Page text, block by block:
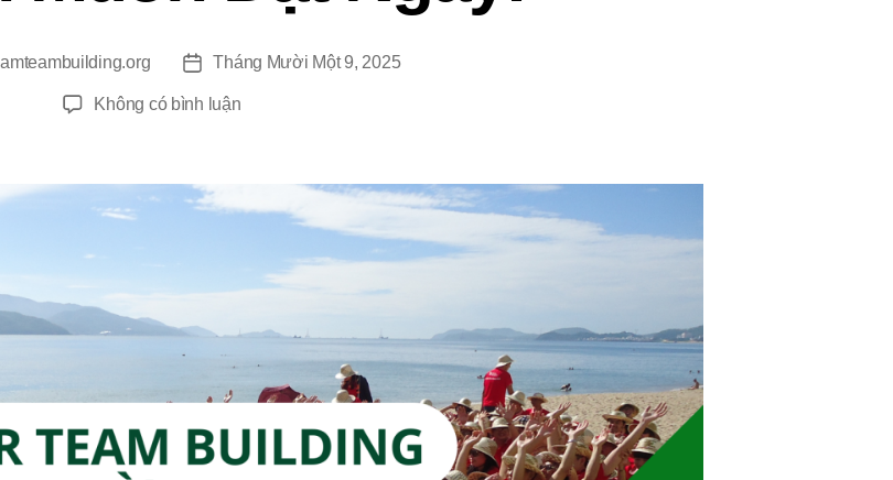
NgàyTháng Mười Một 9, 2025
Không có bình luậnở
Team
Gói:
Tour
Độc